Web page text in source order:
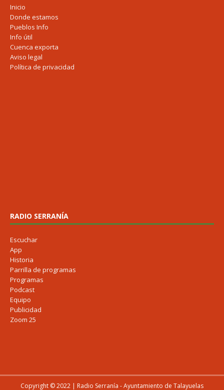
Inicio
Donde estamos
Pueblos Info
Info útil
Cuenca exporta
Aviso legal
Política de privacidad
RADIO SERRANÍA
Escuchar
App
Historia
Parrilla de programas
Programas
Podcast
Equipo
Publicidad
Zoom 25
Copyright © 2022 | Radio Serranía - Ayuntamiento de Talayuelas